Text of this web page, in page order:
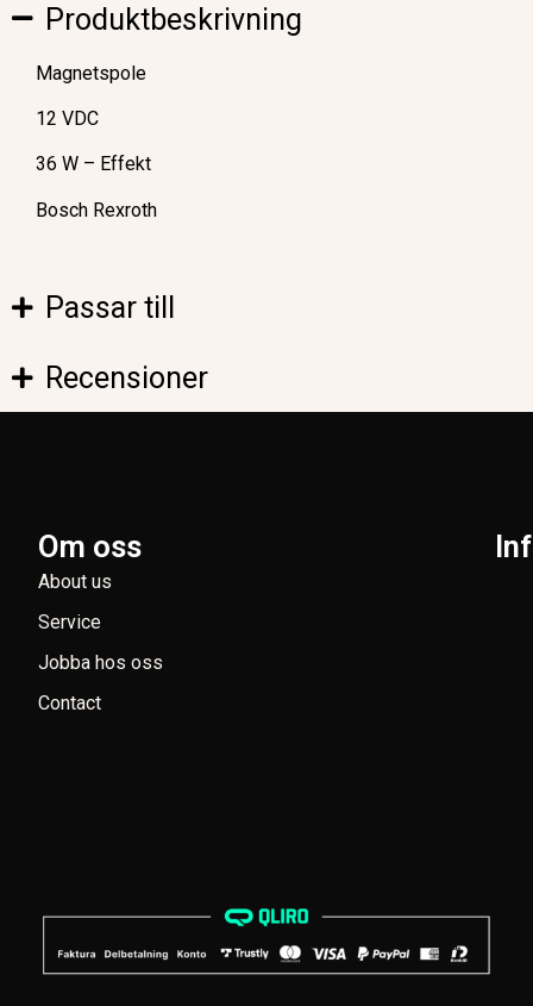
Produktbeskrivning
Magnetspole
12 VDC
36 W – Effekt
Bosch Rexroth
Passar till
Recensioner
Om oss
About us
Service
Jobba hos oss
Contact